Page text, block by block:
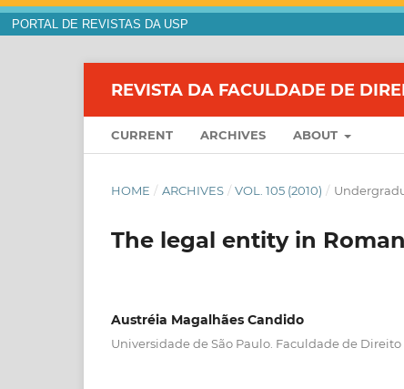
PORTAL DE REVISTAS DA USP
REVISTA DA FACULDADE DE
CURRENT ARCHIVES ABOUT
HOME / ARCHIVES / VOL. 105 (2010) /
The legal entity in
Austréia Magalhães Candido
Universidade de São Paulo. Faculdade de Direito